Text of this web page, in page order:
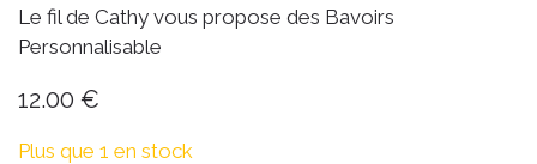
Le fil de Cathy vous propose des Bavoirs
Personnalisable
12.00 €
Plus que 1 en stock